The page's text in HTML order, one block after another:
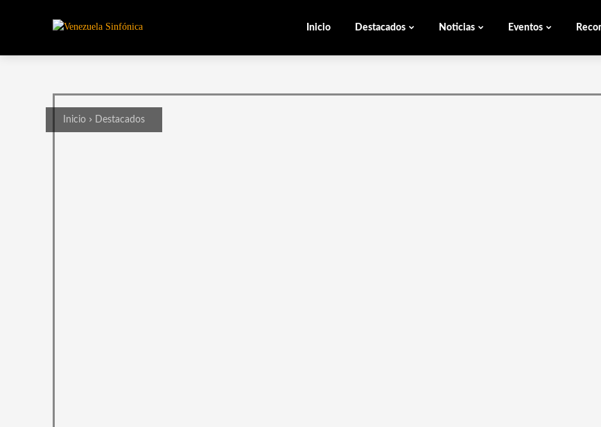
Inicio Destacados Noticias Eventos
Inicio Destacados